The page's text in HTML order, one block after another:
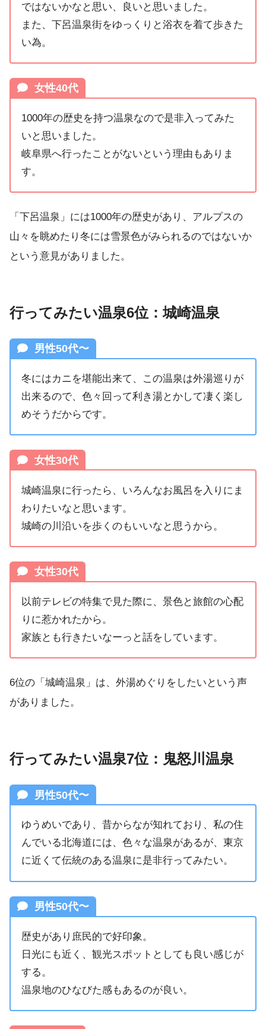
ではないかなと思い、良いと思いました。
また、下呂温泉街をゆっくりと浴衣を着て歩きた
い為。
女性40代
1000年の歴史を持つ温泉なので是非入ってみた
いと思いました。
岐阜県へ行ったことがないという理由もありま
す。
「下呂温泉」には1000年の歴史があり、アルプスの
山々を眺めたり冬には雪景色がみられるのではないか
という意見がありました。
行ってみたい温泉6位：城崎温泉
男性50代〜
冬にはカニを堪能出来て、この温泉は外湯巡りが
出来るので、色々回って利き湯とかして凄く楽し
めそうだからです。
女性30代
城崎温泉に行ったら、いろんなお風呂を入りにま
わりたいなと思います。
城崎の川沿いを歩くのもいいなと思うから。
女性30代
以前テレビの特集で見た際に、景色と旅館の心配
りに惹かれたから。
家族とも行きたいなーっと話をしています。
6位の「城崎温泉」は、外湯めぐりをしたいという声
がありました。
行ってみたい温泉7位：鬼怒川温泉
男性50代〜
ゆうめいであり、昔からなが知れており、私の住
んでいる北海道には、色々な温泉があるが、東京
に近くて伝統のある温泉に是非行ってみたい。
男性50代〜
歴史があり庶民的で好印象。
日光にも近く、観光スポットとしても良い感じが
する。
温泉地のひなびた感もあるのが良い。